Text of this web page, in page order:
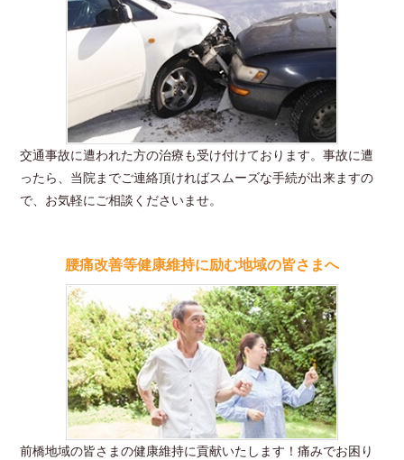
交通事故に遭われた方の治療も受け付けております。事故に遭
ったら、当院までご連絡頂ければスムーズな手続が出来ますの
で、お気軽にご相談くださいませ。
腰痛改善等健康維持に励む地域の皆さまへ
前橋地域の皆さまの健康維持に貢献いたします！痛みでお困り